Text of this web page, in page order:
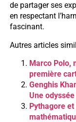
de partager ses
en respectant
fascinant.
Autres articles
Marco Polo,
première
Genghis
Une
Pythagore